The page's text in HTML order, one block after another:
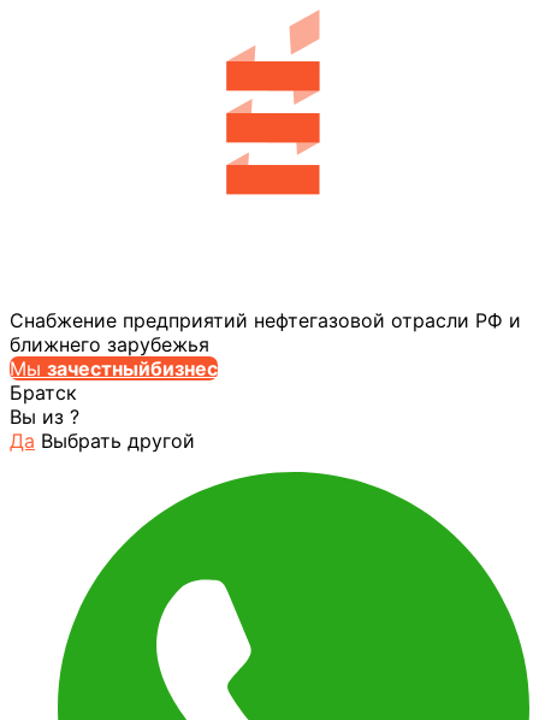
Снабжение предприятий нефтегазовой отрасли РФ и
ближнего зарубежья
Мы зачестныйбизнес
Братск
Вы из ?
Да Выбрать другой